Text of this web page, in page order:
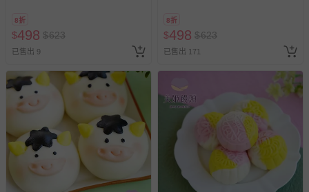
客製化商品（例如客製生日書、姓名貼等）。
報紙、期刊或雜誌（惟書籍如經拆封、使用，則酌收整
經消費者拆封之影音商品或電腦軟體（例如 DVD、CD
等）。
非以有形媒介提供之數位內容或一經提供即為完成之線
上服務，經消費者事先同意始提供（例如線上課程、遊
戲或活動點數等）。
已拆封之以下類型商品：
-個人衛生用品（例如尿布、貼身衣物、泳裝、襪子、地
8折
$498 $623
已售出 9
8折
$498 $623
已售出 171